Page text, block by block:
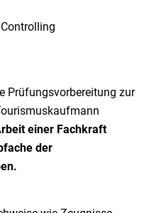
Prüfungsvorbereitung zur
einer Fachkraft
der